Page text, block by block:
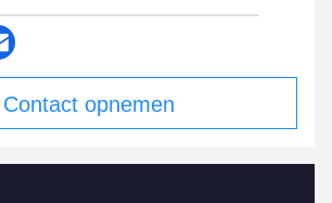
Contact opnemen